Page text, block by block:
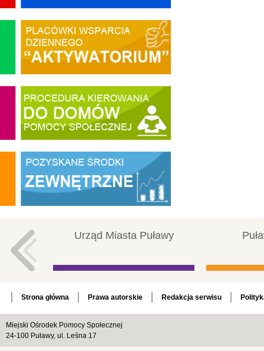
Urząd Miasta Puławy
Strona główna Prawa autorskie Redakcja serwisu
Miejski Ośrodek Pomocy Społecznej
24-100 Puławy, ul. Leśna 17